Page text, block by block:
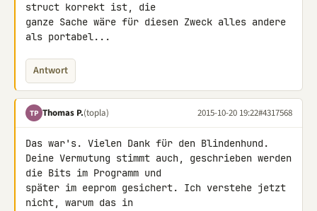
struct korrekt ist, die
ganze Sache wäre für diesen Zweck alles andere
als portabel...
Antwort
TP Thomas P.(topla) 2015-10-20 19:22#4317568
Das war's. Vielen Dank für den Blindenhund.
Deine Vermutung stimmt auch, geschrieben werden
die Bits im Programm und
später im eeprom gesichert. Ich verstehe jetzt
nicht, warum das in